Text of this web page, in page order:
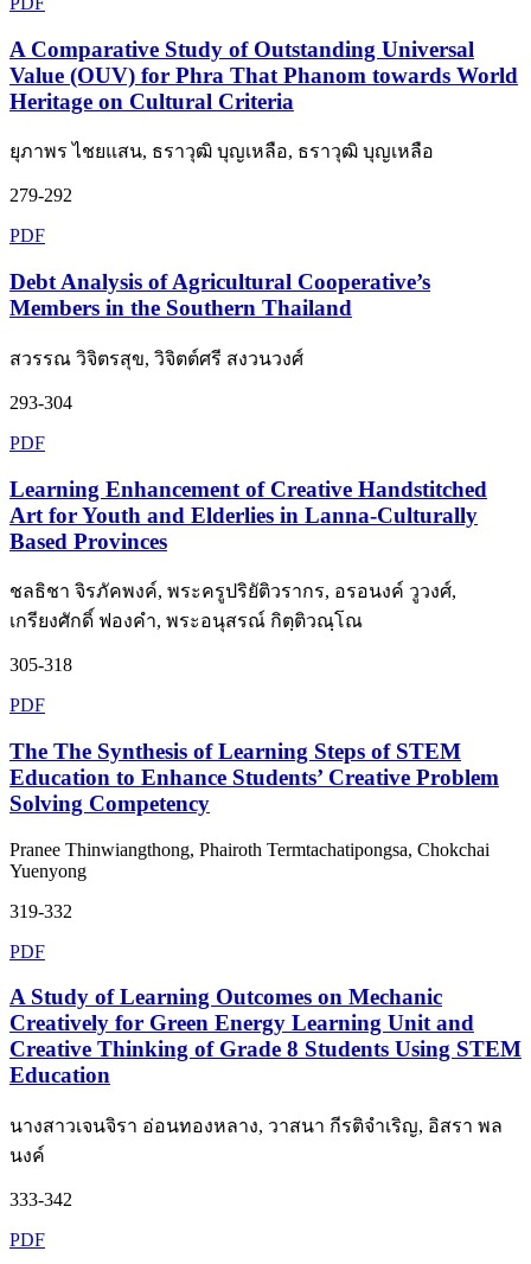
A Comparative Study of Outstanding Universal
Value (OUV) for Phra That Phanom towards World
Heritage on Cultural Criteria
ยุภาพร ไชยแสน, ธราวุฒิ บุญเหลือ, ธราวุฒิ บุญเหลือ
279-292
PDF
Debt Analysis of Agricultural Cooperative’s
Members in the Southern Thailand
สวรรณ วิจิตรสุข, วิจิตต์ศรี สงวนวงศ์
293-304
PDF
Learning Enhancement of Creative Handstitched
Art for Youth and Elderlies in Lanna-Culturally
Based Provinces
ชลธิชา จิรภัคพงค์, พระครูปริยัติวรากร, อรอนงค์ วูวงศ์,
เกรียงศักดิ์ ฟองคำ, พระอนุสรณ์ กิตฺติวณฺโณ
305-318
PDF
The The Synthesis of Learning Steps of STEM
Education to Enhance Students’ Creative Problem
Solving Competency
Pranee Thinwiangthong, Phairoth Termtachatipongsa, Chokchai
Yuenyong
319-332
PDF
A Study of Learning Outcomes on Mechanic
Creatively for Green Energy Learning Unit and
Creative Thinking of Grade 8 Students Using STEM
Education
นางสาวเจนจิรา อ่อนทองหลาง, วาสนา กีรติจำเริญ, อิสรา พล
นงค์
333-342
PDF